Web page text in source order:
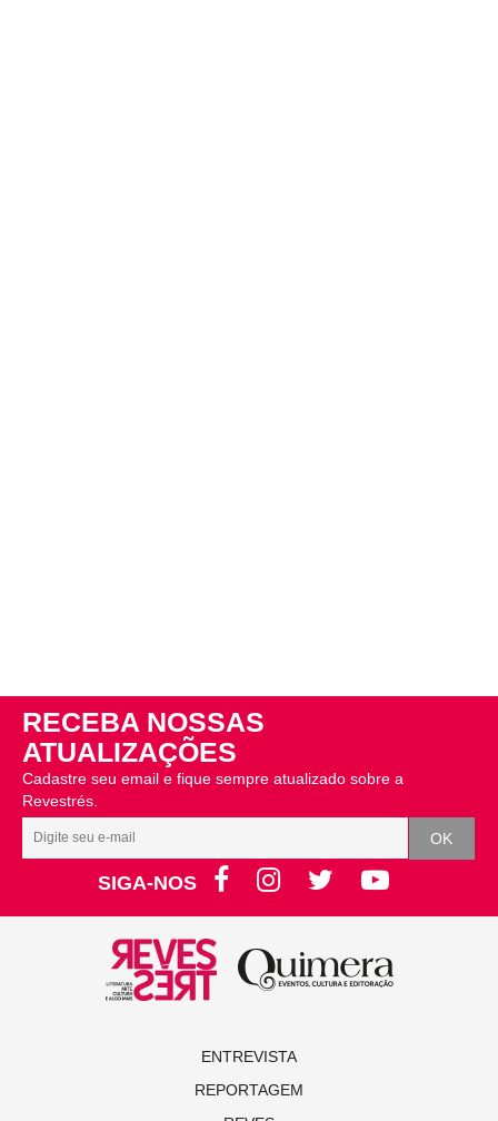
RECEBA NOSSAS
ATUALIZAÇÕES
Cadastre seu email e fique sempre atualizado sobre a
Revestrés.
SIGA-NOS
ENTREVISTA
REPORTAGEM